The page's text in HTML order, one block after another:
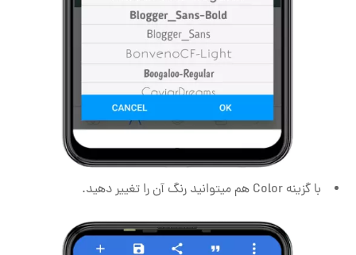
با گزینه Color هم میتوانید رنگ آن را تغییر دهید.